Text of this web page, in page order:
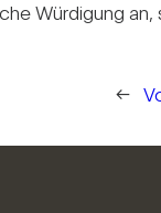
Wür­di­gung
←